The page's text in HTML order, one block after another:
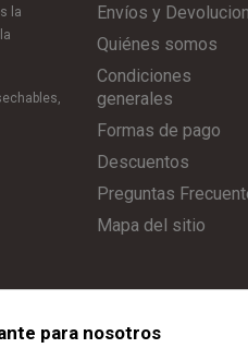
la
Envíos y
Quiénes somos
Condiciones
generales
Formas de pago
Descuentos
Preguntas
Mapa del sitio
para nosotros